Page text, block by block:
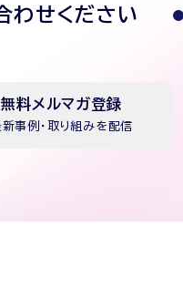
わせください
無料メルマガ登録
事例・取り組みを配信